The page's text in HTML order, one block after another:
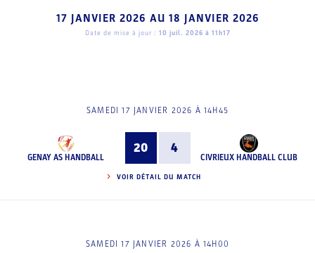
17 JANVIER 2026 AU 18 JANVIER 2026
Date de mise à jour : 10 juil. 2026 à 11h17
SAMEDI 17 JANVIER 2026 À 14H45
GENAY AS HANDBALL
20 4
CIVRIEUX HANDBALL CLUB
VOIR DÉTAIL DU MATCH
SAMEDI 17 JANVIER 2026 À 14H00